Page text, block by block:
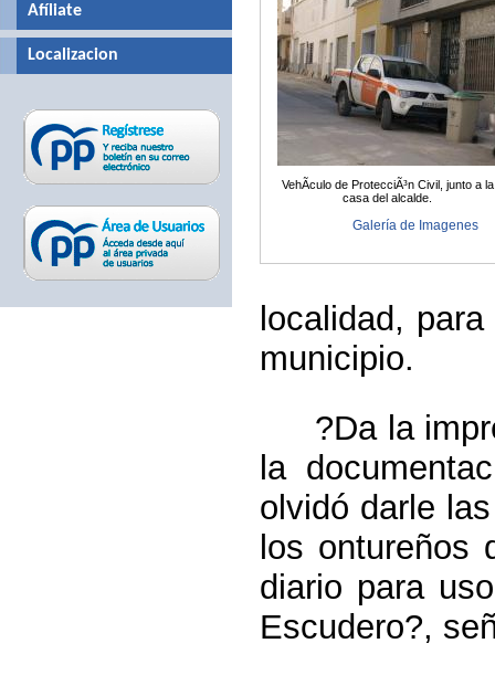
VehÃ­culo de ProtecciÃ³n Civil, junto a la
casa del alcalde.
Galería de Imagenes
localidad,
municipio.
?Da la
la
olvidó darle
los ontureños
diario para
Escudero?,
Afíliate
Localizacion